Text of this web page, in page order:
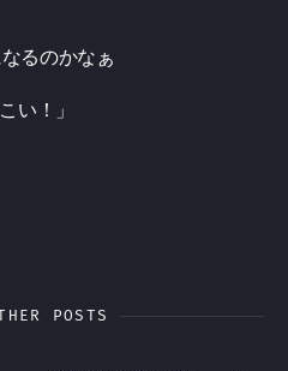
るのかなぁ
い！」
POSTS